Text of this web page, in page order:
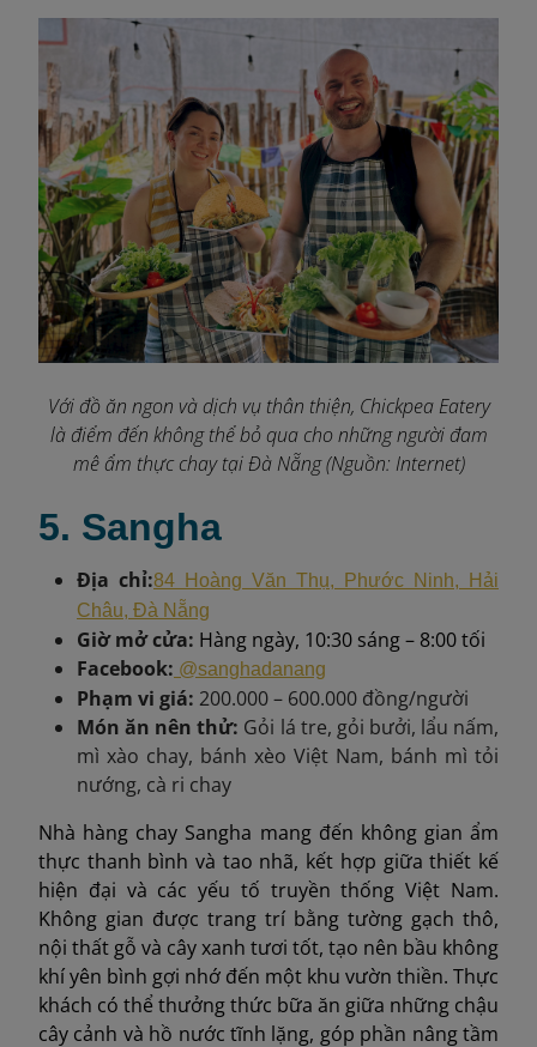
Với đồ ăn ngon và dịch vụ thân thiện, Chickpea Eatery
là điểm đến không thể bỏ qua cho những người đam
mê ẩm thực chay tại Đà Nẵng (Nguồn: Internet)
5. Sangha
Địa chỉ:84 Hoàng Văn Thụ, Phước Ninh, Hải
Châu, Đà Nẵng
Giờ mở cửa: Hàng ngày, 10:30 sáng – 8:00 tối
Facebook: @sanghadanang
Phạm vi giá: 200.000 – 600.000 đồng/người
Món ăn nên thử: Gỏi lá tre, gỏi bưởi, lẩu nấm,
mì xào chay, bánh xèo Việt Nam, bánh mì tỏi
nướng, cà ri chay
Nhà hàng chay Sangha mang đến không gian ẩm
thực thanh bình và tao nhã, kết hợp giữa thiết kế
hiện đại và các yếu tố truyền thống Việt Nam.
Không gian được trang trí bằng tường gạch thô,
nội thất gỗ và cây xanh tươi tốt, tạo nên bầu không
khí yên bình gợi nhớ đến một khu vườn thiền. Thực
khách có thể thưởng thức bữa ăn giữa những chậu
cây cảnh và hồ nước tĩnh lặng, góp phần nâng tầm